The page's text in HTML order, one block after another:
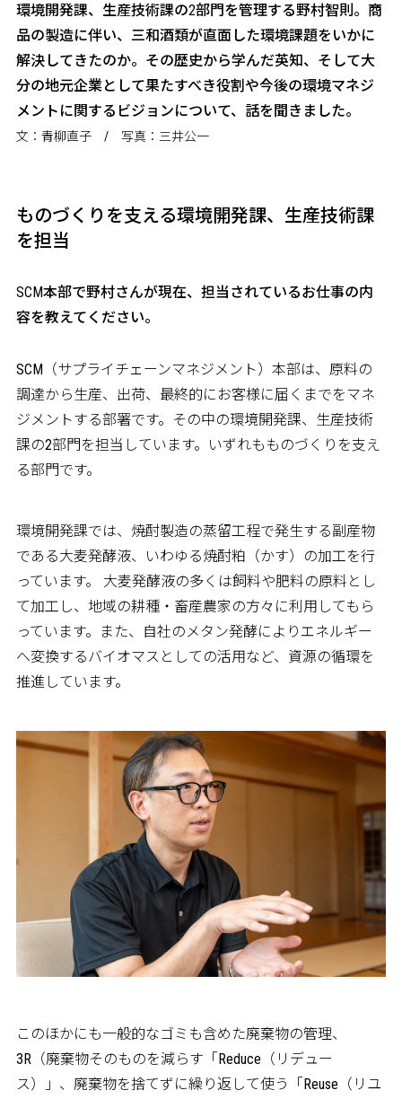
環境開発課、生産技術課の2部門を管理する野村智則。商
品の製造に伴い、三和酒類が直面した環境課題をいかに
解決してきたのか。その歴史から学んだ英知、そして大
分の地元企業として果たすべき役割や今後の環境マネジ
メントに関するビジョンについて、話を聞きました。
文：青柳直子 / 写真：三井公一
ものづくりを支える環境開発課、生産技術課
を担当
――SCM本部で野村さんが現在、担当されているお仕事の内
容を教えてください。
SCM（サプライチェーンマネジメント）本部は、原料の
調達から生産、出荷、最終的にお客様に届くまでをマネ
ジメントする部署です。その中の環境開発課、生産技術
課の2部門を担当しています。いずれもものづくりを支え
る部門です。
環境開発課では、焼酎製造の蒸留工程で発生する副産物
である大麦発酵液、いわゆる焼酎粕（かす）の加工を行
っています。 大麦発酵液の多くは飼料や肥料の原料とし
て加工し、地域の耕種・畜産農家の方々に利用してもら
っています。また、自社のメタン発酵によりエネルギー
へ変換するバイオマスとしての活用など、資源の循環を
推進しています。
このほかにも一般的なゴミも含めた廃棄物の管理、
3R（廃棄物そのものを減らす「Reduce（リデュー
ス）」、廃棄物を捨てずに繰り返して使う「Reuse（リユ